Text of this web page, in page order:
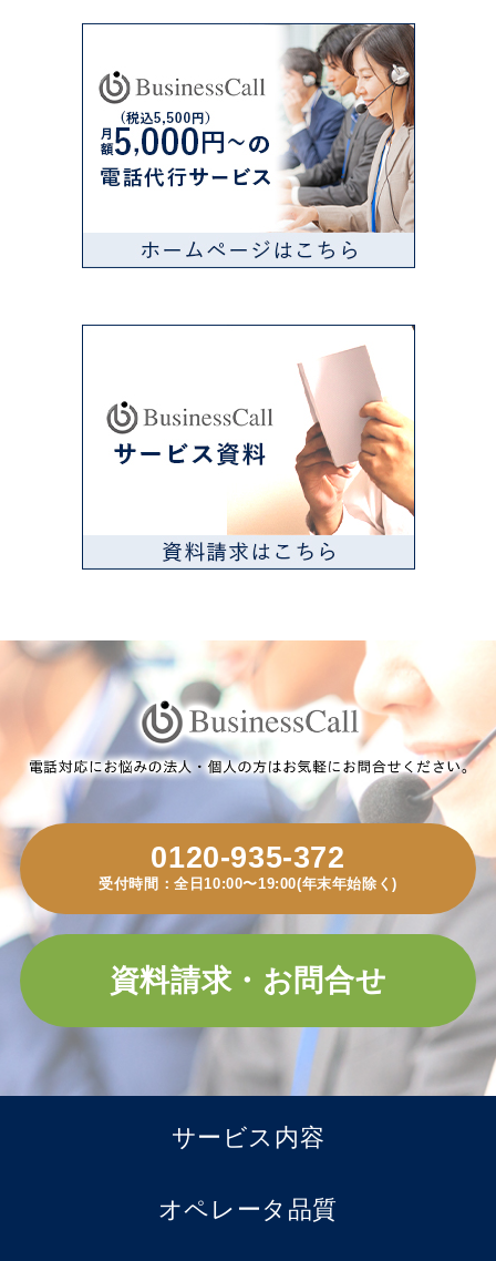
0120-935-372
受付時間：全日10:00〜19:00(年末年始除く)
資料請求・お問合せ
サービス内容
オペレータ品質